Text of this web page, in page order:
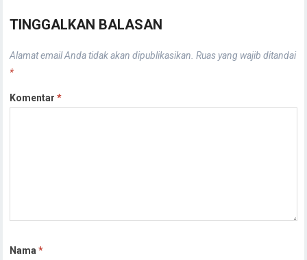
TINGGALKAN BALASAN
Alamat email Anda tidak akan dipublikasikan. Ruas yang wajib ditandai
*
Komentar*
Nama*